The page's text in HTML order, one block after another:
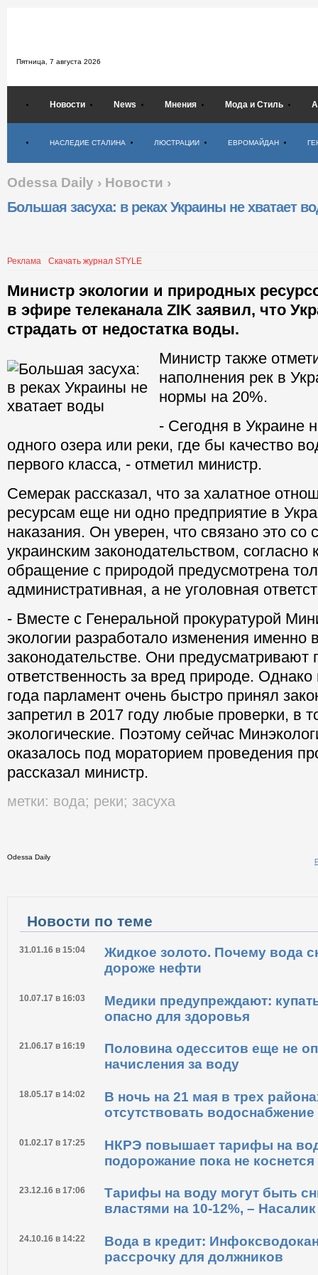
Пятница, 7 августа 2026
Новости News Мнения Мода и Стиль
НАСЛЕДИЕ СТАЛИНА ЛЮСТРАЦИИ ЕВРОМАЙДАН
Odessa Daily › Новости ›
Большая засуха: в реках Украины не хватает
Реклама Скачать журнал STYLE
Министр экологии и природных
в эфире телеканала ZIK заявил, что
страдать от недостатка воды.
Министр также
наполнения рек в
нормы на 20%.
- Сегодня в Украине
одного озера или реки, где бы качество
первого класса, - отметил министр.
Семерак рассказал, что за халатное
ресурсам еще ни одно предприятие в
наказания. Он уверен, что связано это со
украинским законодательством, согласно
обращение с природой предусмотрена
административная, а не уголовная
- Вместе с Генеральной прокуратурой
экологии разработало изменения именно
законодательстве. Они
ответственность за вред природе.
года парламент очень быстро принял
запретил в 2017 году любые проверки, в
экологические. Поэтому сейчас
оказалось под мораторием проведения
рассказал министр.
метки: вода; реки; засуха
Odessa Daily
Новости по теме
31.01.16 в 15:04
Жидкое золото. Почему вода
дороже нефти
10.07.17 в 16:03
Медики предупреждают:
опасно для здоровья
21.06.17 в 16:19
Половина одесситов еще не
начисления за воду
18.05.17 в 14:02
В ночь на 21 мая в трех
отсутствовать водоснабжение
01.02.17 в 17:25
НКРЭ повышает тарифы на
подорожание пока не коснется
23.12.16 в 17:06
Тарифы на воду могут быть
властями на 10-12%, – Насалик
24.10.16 в 14:22
Вода в кредит:
рассрочку для должников